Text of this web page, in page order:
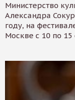
Министерство
Александра
году, на
Москве с 10 по 15